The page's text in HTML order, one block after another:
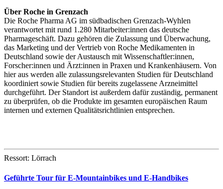
Über Roche in Grenzach
Die Roche Pharma AG im südbadischen Grenzach-Wyhlen
verantwortet mit rund 1.280 Mitarbeiter:innen das deutsche
Pharmageschäft. Dazu gehören die Zulassung und Überwachung,
das Marketing und der Vertrieb von Roche Medikamenten in
Deutschland sowie der Austausch mit Wissenschaftler:innen,
Forscher:innen und Ärzt:innen in Praxen und Krankenhäusern. Von
hier aus werden alle zulassungsrelevanten Studien für Deutschland
koordiniert sowie Studien für bereits zugelassene Arzneimittel
durchgeführt. Der Standort ist außerdem dafür zuständig, permanent
zu überprüfen, ob die Produkte im gesamten europäischen Raum
internen und externen Qualitätsrichtlinien entsprechen.
Ressort: Lörrach
Geführte Tour für E-Mountainbikes und E-Handbikes